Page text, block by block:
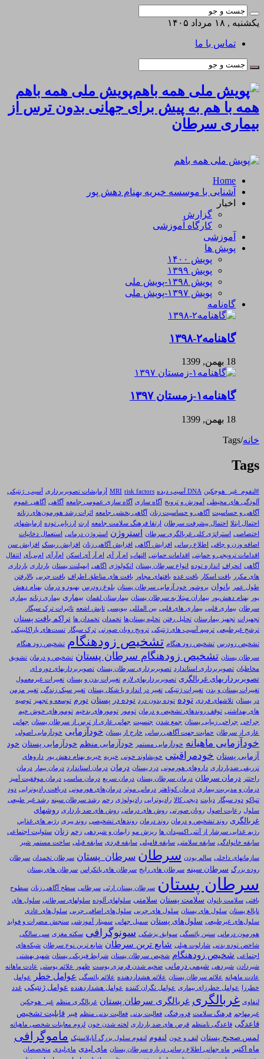
یکشنبه , ۱۸ مرداد ۱۴۰۵
تماس با ما
پویش ملی همه باهم
همه با هم به پیش برای جهانی بدون ترس از
بیماری سرطان
Home
آشنایی با موسسه خیریه بهنام دهش پور
اخبار
گزارش
کارگاه آموزشی
آموزشی
پویش ها
پویش ۱۴۰۰
پویش ۱۳۹۹
پویش ۱۳۹۸-پویش ملی
پویش ۱۳۹۷-پویش ملی
گاه‌نامه
گاهنامه۲-۱۳۹۸
18 بهمن, 1399
گاهنامه۱-زمستان ۱۳۹۷
18 بهمن, 1399
خانه/
Tags
Tags
#لنفوم_غیر_هوچکین DNA آسیب دیده MRI risk factors آزمایشات تصویربرداری
آسیب_ژنتیکی
آلودگی های محیطی
آموزش و ترویج آگاه سازی آگاه سازی عمومی جامعه آگاهی آگاهی عموم
آگاهی و حساسیت آگاهی و حساسیت زنان آگاهی‌ بخشی جامعه
اثرات رشد هورمون‌های زنانه
احتمال ابتلا
احتمال پیشرفت سرطان ارتقا فرهنگ سلامت جامعه ارث ارزیابی توده
ازمایشهای
اختصاصی
استراتژی کلی غربالگری سرطان استروژن استروژن درمانی
استعمال دخانیات
اضافه وزن و چاقی
اطلاع رسانی افزایش آگاهی افزایش آگاهی زنان افزایش ریسک
افزایش سن
اقدامات ترویجی و حمایتی
اقدامات حمایتی التهاب ام آر آی ام آر آی اسکن ام‌آر‌آی ام‌بی‌آی
انتقال
آگاهی
انحراف اندازه توده انواع سرطان پستان انکولوژی اگاهی ایمپلنت پستان بارداری بارداری
های مکرر
بافت اسکار بافت غده بافتهای مجاور بافت های مناطق اطراف بافت چربی بالارفتن
طول عمر
بانوان بروشور خود آزمایی سرطان پستان بلوغ زودرس بهبود و درمان بهنام دهش
پور
بهنام دهش‌پور بیماران مبتلا به سرطان پستان بیمارستان لقمان بیماری بیماری زنانه بیماری
سرطان بیماری قلبی بیماری های قلبی بین المللی بیوپسی تابش اشعه تاثیرات ترک سیگار
تجهیزات تجهیز بیمارستان تحلیل رفتن تخلیه پستان‌ها تخمدان تخمدان ها تراکم بافت پستان
ترشح غیرطبیعی ترمیم آسیب های ژنتیکی ترویج روبان صورتی ترک سیگار تست‌های پاراکلینیکی
تشخیص زودرس تشخیص زود هنگام تشخیص زودهنگام تشخیص زود هنگام
سرطان پستان تشخیص زودهنگام سرطان پستان تشخیص و درمان تشویق
مخاطبان تصویربرداری استاندارد تصویربرداری سرطان پستان تصویربرداریهای دوره ای
تصویربرداریهای غربالگری تصویربرداریهای لازم تغییرات بدن و پستان تغییرات غیرمعمول
تغییرات پستان و بدن تغییرات ژنتیکی تغییر در اندازه یا شکل پستان تغییر سبک زندگی تغییر مزمن
در پستان تلاشهای فردی توده توده بدون درد توده در پستان تورم توسعه و تجهیز
توصیه
های بهداشتی توقف روندهای تشخیص و درمان تومور تومورهای بدخیم تومورهای خوش خیم
جراحی جراحی زیبایی پستان جمع شدن جنسیت جهانی عاری از ترس از سرطان پستان جهانی
عاری از سرطان حمایت جهت آگاهی رسانی خارج از پستان خودآزمایی خودآزمایی اصولی
خودآزمایی ماهیانه خودآزمایی مستمر خودآزمایی منظم خودآزمایی پستان خود
آزمایی پستان خودمراقبتی خویشاوند خونی خیریه خیریه بهنام دهش پور
داروهای
تزریقی ضدبارداری داروهای هورمونی درد پستان درمان درمان استاندارد درمان بیمار
درمان
راحتتر
درمان سرطان درمان سرطان پستان درمان سریع درمان مناسب درمان موفقیت آمیز
درمان و مدیریت بیماری درمان کوتاهتر درمانی موثر درمان‌های هورمونی دریافت رادیوتراپی دود
تنباکو دود سیگار دیابت دیجی کالا رادیوتراپی رادیولوژی رحم رشد سرطان سینه رشد غیر طبیعی
سلول رعایت اصول روبان صورتی روش های درمانی روش های ضد بارداری روشهای
غربالگری روند تشخیص و درمان روند درمان روندهای تشخیصی روند پیری رژيم های غذايي
رژیم غذایی سرشار از آنتی اکسیدان ها ریزش مو زایمان و شیردهی زخم زنان سئولیت اجتماعی
سابقه خانوادگی سابقه سلامتی سابقه فامیلی سابقه فردی سابقه قبلی ساخت مستمر شیر
سازمانهای داخلی سالم بودن سرطان سرطان_پستان سرطان تخمدان سرطان
روده بزرگ سرطان سینه سرطان های رایج سرطان های پانکراس سرطان های پستان
سرطان پستان سرطان پستان ارثی سرطانی سطح آگاهی زنان سطوح
بافتی سلامت بانوان سلامت پستان سلامتی سلولهای آلوده سلولهای سرطانی سلول های
نابالغ پستان سلول های پستان سلول های چربی سلول‌های اضافی چربی سلول‌های عادی
سلول‌های غیرطبیعی سلول‌های پستان سمبل جهانی سمینار آموزشی سنجش مضرات و فواید
هورمون درمانی سنین یائسگی سوابق پزشکی سونوگرافی سکته مغزی سی سالگی
شاخص توده بدنی شارلوت هیلی شایع ترین سرطان شایع‌ ترین نوع سرطان شبکه‌های
اجتماعی شخیص زودهنگام شخیص سرطان پستان شرایط فیزیکی پستان شهید بهشتی
شیردادن شیردهی شیمی درمانی ضخیم شدن قرمزی پوست ظهور علائم پوستی عادت ماهانه
عادت ماهیانه علائم سرطان پستان علائم هشداردهنده علائم یائسگی عوامل خطر
عوامل
خطرزا
عوامل خطرزای بیماری عوامل نگران کننده عوامل هشداردهنده عوامل ژنتیکی غدد
لنفاوی غربالگری غربالگری سرطان پستان غربالگری منظم غیر_هوچکین
غیرمهاجم فرهنگ سلامت فرورفتگی فعاليت بدنی فعالیت بدنی منظم فیبر
قابلیت تشخیص
قاعدگی قاعدگی نامنظم قرص های ضد بارداری لخته شدن خون لزوم معاینات شخصی ماهیانه
لمس صحیح پستان لنف و خون لنفوم لنفوم سلول بزرگ آناپلاستیک ماموگرافی
ماه اکتبر ماه جهانی اطلاع رسانی درباره سرطان پستان مای لیدی مای‌لیدی متخصصان